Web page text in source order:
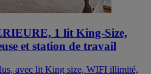
1 lit King-Size,
et station de travail
avec lit King size, WIFI illimité,